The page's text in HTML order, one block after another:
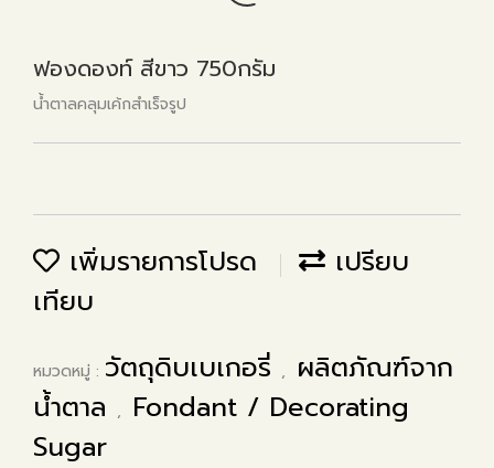
ฟองดองท์ สีขาว 750กรัม
น้ำตาลคลุมเค้กสำเร็จรูป
เพิ่มรายการโปรด
เปรียบ
เทียบ
หมวดหมู่ : วัตถุดิบเบเกอรี่ ,
ผลิตภัณฑ์จาก
น้ำตาล ,
Fondant / Decorating
Sugar